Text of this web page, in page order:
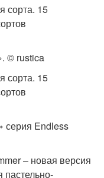
© rustica
серия Endless
– новая версия
пастельно-